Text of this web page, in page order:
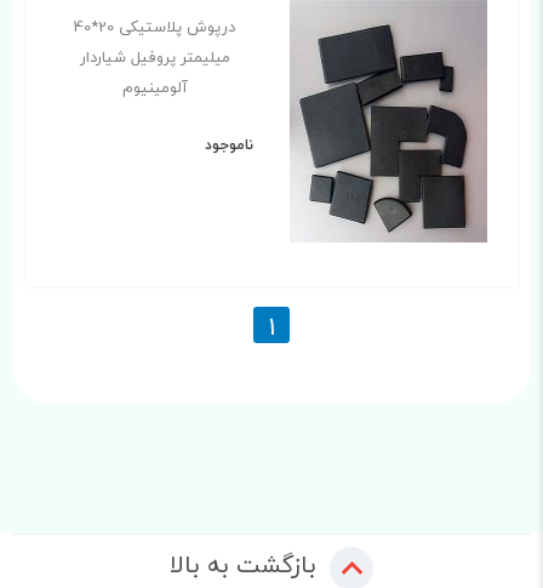
درپوش پلاستیکی 20*40
میلیمتر پروفیل شیاردار
آلومینیوم
ناموجود
1
بازگشت به بالا